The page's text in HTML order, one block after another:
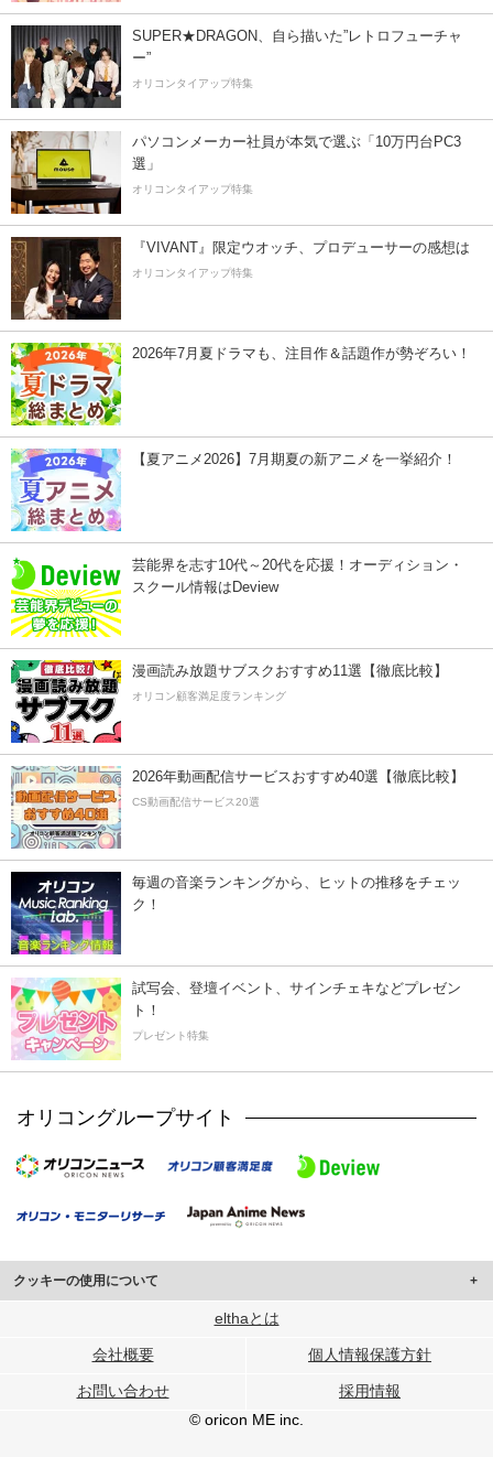
SUPER★DRAGON、自ら描いた”レトロフューチャ
ー”
オリコンタイアップ特集
パソコンメーカー社員が本気で選ぶ「10万円台PC3
選」
オリコンタイアップ特集
『VIVANT』限定ウオッチ、プロデューサーの感想は
オリコンタイアップ特集
2026年7月夏ドラマも、注目作＆話題作が勢ぞろい！
【夏アニメ2026】7月期夏の新アニメを一挙紹介！
芸能界を志す10代～20代を応援！オーディション・
スクール情報はDeview
漫画読み放題サブスクおすすめ11選【徹底比較】
オリコン顧客満足度ランキング
2026年動画配信サービスおすすめ40選【徹底比較】
CS動画配信サービス20選
毎週の音楽ランキングから、ヒットの推移をチェッ
ク！
試写会、登壇イベント、サインチェキなどプレゼン
ト！
プレゼント特集
オリコングループサイト
クッキーの使用について
このサイトでは Cookie を使用して、ユーザーに合わせたコンテンツや広告の
行っています。
メディアや広告配信、データ解析の各パートナーに提供しています。
ユーザーが各パートナーのサービスを使用したときに収集した他の情報を組み
elthaとは
会社概要 個人情報保護方針
お問い合わせ
採用情報
© oricon ME inc.